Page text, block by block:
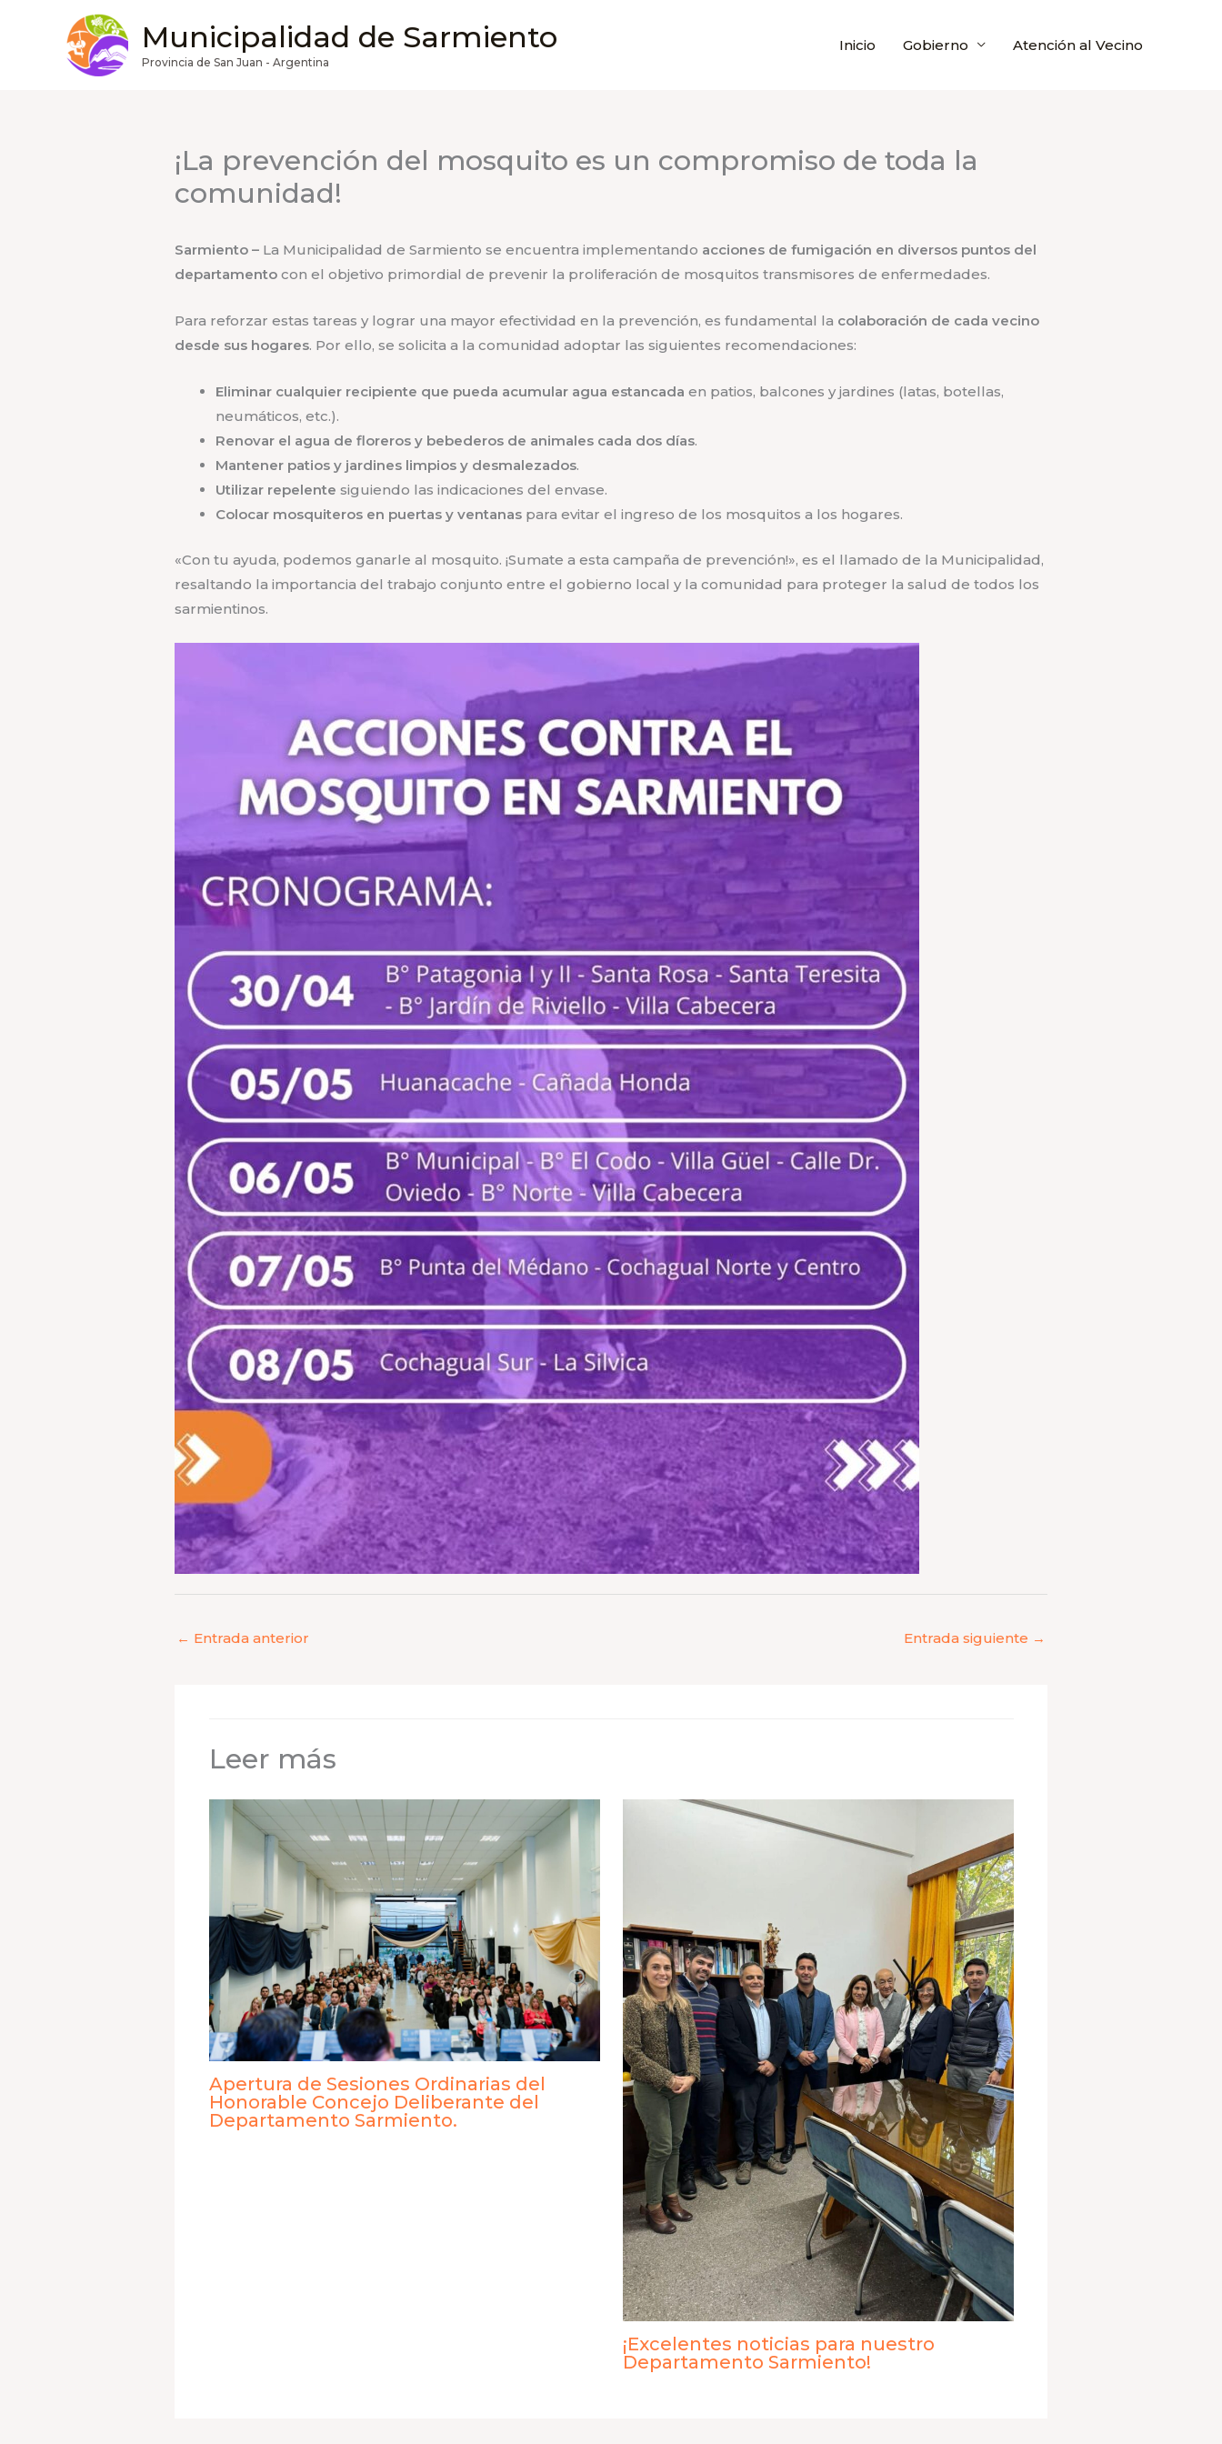
contenido
Municipalidad de Sarmiento
Provincia de San Juan - Argentina
Inicio Gobierno Atención al Vecino
¡La prevención del mosquito es un compromiso de toda la
comunidad!
Sarmiento – La Municipalidad de Sarmiento se encuentra implementando acciones de fumigación en diversos puntos del
departamento con el objetivo primordial de prevenir la proliferación de mosquitos transmisores de enfermedades.
Para reforzar estas tareas y lograr una mayor efectividad en la prevención, es fundamental la colaboración de cada vecino
desde sus hogares. Por ello, se solicita a la comunidad adoptar las siguientes recomendaciones:
Eliminar cualquier recipiente que pueda acumular agua estancada en patios, balcones y jardines (latas, botellas,
neumáticos, etc.).
Renovar el agua de floreros y bebederos de animales cada dos días.
Mantener patios y jardines limpios y desmalezados.
Utilizar repelente siguiendo las indicaciones del envase.
Colocar mosquiteros en puertas y ventanas para evitar el ingreso de los mosquitos a los hogares.
«Con tu ayuda, podemos ganarle al mosquito. ¡Sumate a esta campaña de prevención!», es el llamado de la Municipalidad,
resaltando la importancia del trabajo conjunto entre el gobierno local y la comunidad para proteger la salud de todos los
sarmientinos.
← Entrada anterior Entrada siguiente →
Leer más
Apertura de Sesiones Ordinarias del
Honorable Concejo Deliberante del
Departamento Sarmiento.
¡Excelentes noticias para nuestro
Departamento Sarmiento!